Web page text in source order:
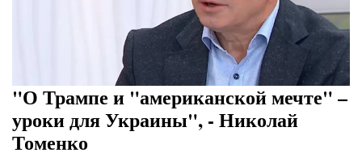
"О Трампе и "американской мечте" –
уроки для Украины", - Николай
Томенко